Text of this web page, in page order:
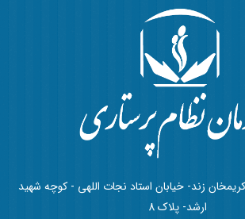
زند- خیابان استاد نجات اللهی - کوچه شهید
ارشد- پلاک 8